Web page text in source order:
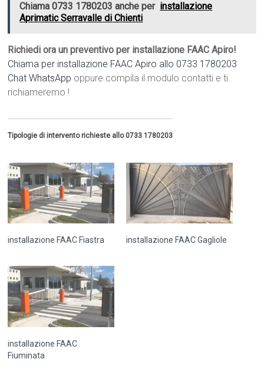
Chiama 0733 1780203 anche per installazione
Aprimatic Serravalle di Chienti
Richiedi ora un preventivo per installazione FAAC Apiro!
Chiama per installazione FAAC Apiro allo 0733 1780203
Chat WhatsApp oppure compila il modulo contatti e ti
richiameremo !
Tipologie di intervento richieste allo 0733 1780203
installazione FAAC Fiastra installazione FAAC Gagliole
installazione FAAC
Fiuminata